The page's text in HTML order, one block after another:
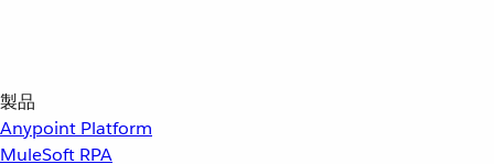
製品
Anypoint Platform
MuleSoft RPA